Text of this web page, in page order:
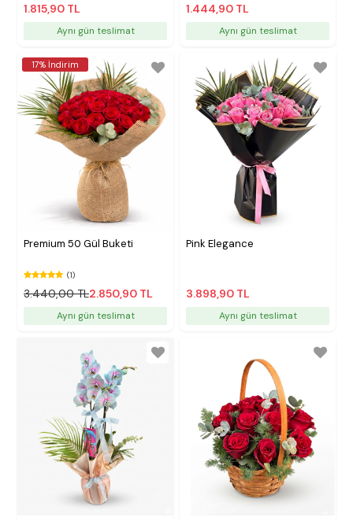
1.815,90 TL
Aynı gün teslimat
1.444,90 TL
Aynı gün teslimat
17% İndirim
Premium 50 Gül Buketi
(1)
3.440,00 TL2.850,90 TL
Aynı gün teslimat
Pink Elegance
3.898,90 TL
Aynı gün teslimat